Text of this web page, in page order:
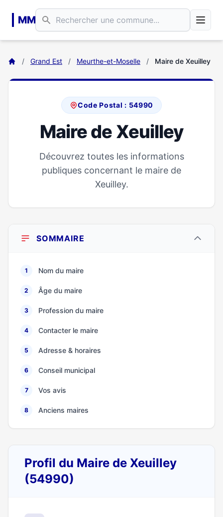
MM
/ Grand Est / Meurthe-et-Moselle / Maire de Xeuilley
Code Postal : 54990
Maire de Xeuilley
Découvrez toutes les informations
publiques concernant le maire de
Xeuilley.
SOMMAIRE
1 Nom du maire
2 Âge du maire
3 Profession du maire
4 Contacter le maire
5 Adresse & horaires
6 Conseil municipal
7 Vos avis
8 Anciens maires
Profil du Maire de Xeuilley
(54990)